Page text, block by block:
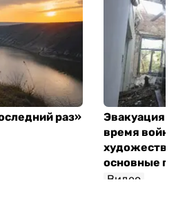
раз»
Эвакуация
время
основные
Видео